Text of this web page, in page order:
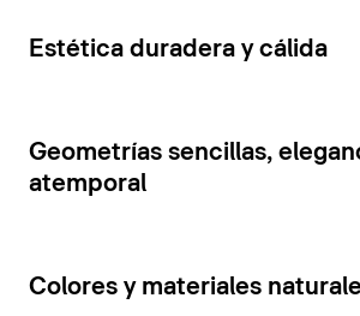
combinación de colores
Mostrar muebles de baño
5
Estética duradera y cálida
7
Geometrías sencillas,
atemporal
6
Colores y materiales